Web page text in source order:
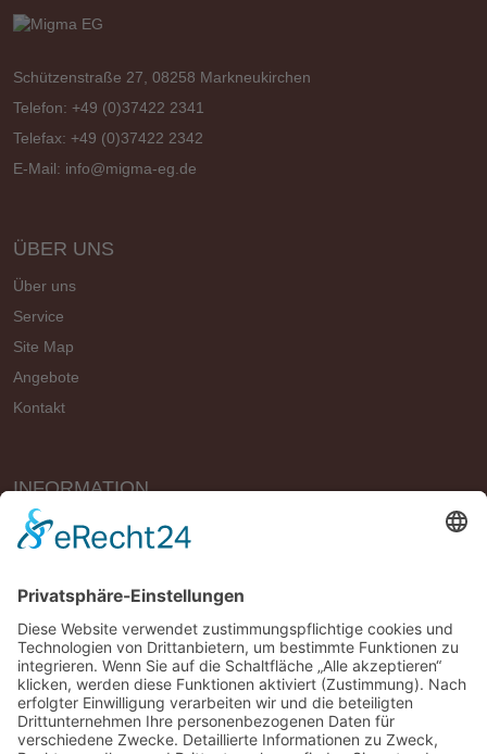
Schützenstraße 27, 08258 Markneukirchen
Telefon: +49 (0)37422 2341
Telefax: +49 (0)37422 2342
E-Mail: info@migma-eg.de
ÜBER UNS
Über uns
Service
Site Map
Angebote
Kontakt
INFORMATION
Vertrag widerrufen
Geschäftsbedingungen (AGB)
Widerrufsbelehrung
Versandbedingungen